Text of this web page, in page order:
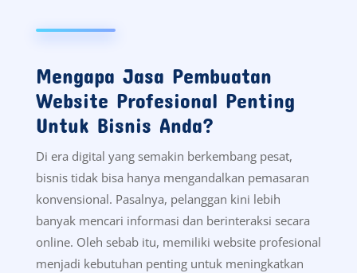
Mengapa Jasa Pembuatan
Website Profesional Penting
Untuk Bisnis Anda?
Di era digital yang semakin berkembang pesat,
bisnis tidak bisa hanya mengandalkan pemasaran
konvensional. Pasalnya, pelanggan kini lebih
banyak mencari informasi dan berinteraksi secara
online. Oleh sebab itu, memiliki website profesional
menjadi kebutuhan penting untuk meningkatkan